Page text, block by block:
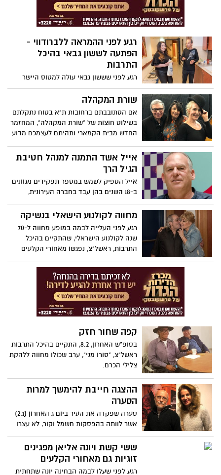
ארוכים, במת הדי ג'יי הגדולה בארץ ושלוש
רגע לפני ההמראה ללברודווי -
הפתעה לששון גבאי בהיכל
התרבות
רגע לפני שששון גבאי עולה למטוס היישר
לברודווי – בניו יורק להופיע במחזמר" ביקור
התזמורת " ולעשות היסטוריה הפתיעה טלי
צ'רנר, מנהלת חטיבת תרבות ומנהלת ההיכל
בראשון לציון את כוכב "פולישוק"
שורת המקהלה
אם הסתובבתם ברחובות ת"א בטוח נתקלתם
בשילוט חוצות של "שורת המקהלה", המחזמר
החדש מבית הקמארי ותהיתם לעצמכם מדוע
אייל אשד התמנה למנהל חטיבת
הגיל הרך
אייל הספיק לשמש במספר תפקידים מגוונים
ב-18 השנים בהן עבד בחברה העירונית,
בשנים האחרונות ניהל מרכזי קהילה בעיר
ולתפקיד הנוכחי הגיע לאחר שניהל את מרכז
מחווה לקולנוע הישאלי בנשיקה
רגע לפני העלייה לבמה במופע מחווה ל-70
שנה לקולנוע הישראלי, שהתקיים בהיכל
התרבות, ראשל"צ, נפגשו מאחורי הקלעים
אחרי שנים.
קפה שחור חזק
בסופ"ש האחרון, 8.2, התקיים בהיכל התרבות
ראשל"צ, "סורו מני", ערב שכולו מחווה ללהקת
צלילי הכרם.
ההצגה חייבת להימשך למרות
הסערה
סערה שפקדה את העיר ביום ג האחרון (2.1)
אשר לוותה בהפסקות חשמל וקור, לא עצרו
850 איש לבוא ולפתוח עונה בהיכל עם הצגת
הבימה "הצמה של אבא" בכיכובם של רובי
פורת שובל ויעקב כהן.
ששי קשת ויונה אליאן מפגינים
זוגיות גם מאחורי הקלעים
רגע לפני שעלו לבמה הבחינה יונה שתחתית